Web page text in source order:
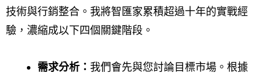
技術與行銷整合。我將智匯家累積超過十年的實戰經
驗，濃縮成以下四個關鍵階段。
需求分析： 我們會先與您討論目標市場。根據